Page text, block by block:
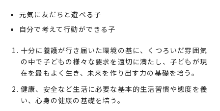
元気に友だちと遊べる子
自分で考えて行動ができる子
十分に養護が行き届いた環境の基に、くつろいだ雰囲気
の中で子どもの様々な要求を適切に満たし、子どもが現
在を最もよく生き、未来を作り出す力の基礎を培う。
健康、安全など生活に必要な基本的生活習慣や態度を養
い、心身の健康の基礎を培う。